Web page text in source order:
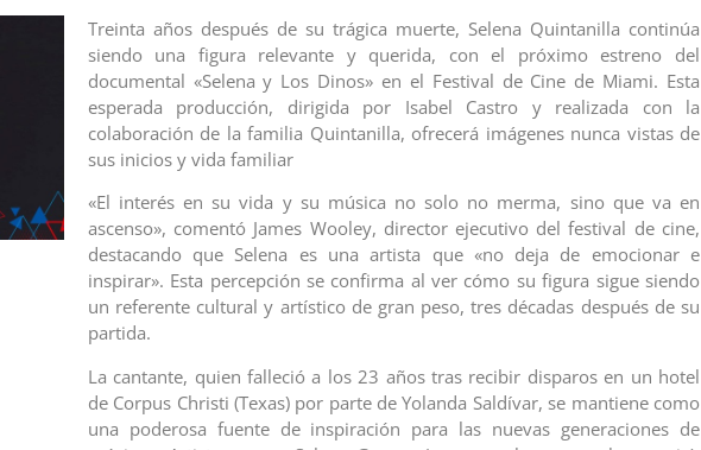
Treinta años después de su trágica muerte, Selena Quintanilla continúa
siendo una figura relevante y querida, con el próximo estreno del
documental «Selena y Los Dinos» en el Festival de Cine de Miami. Esta
esperada producción, dirigida por Isabel Castro y realizada con la
colaboración de la familia Quintanilla, ofrecerá imágenes nunca vistas de
sus inicios y vida familiar
«El interés en su vida y su música no solo no merma, sino que va en
ascenso», comentó James Wooley, director ejecutivo del festival de cine,
destacando que Selena es una artista que «no deja de emocionar e
inspirar». Esta percepción se confirma al ver cómo su figura sigue siendo
un referente cultural y artístico de gran peso, tres décadas después de su
partida.
La cantante, quien falleció a los 23 años tras recibir disparos en un hotel
de Corpus Christi (Texas) por parte de Yolanda Saldívar, se mantiene como
una poderosa fuente de inspiración para las nuevas generaciones de